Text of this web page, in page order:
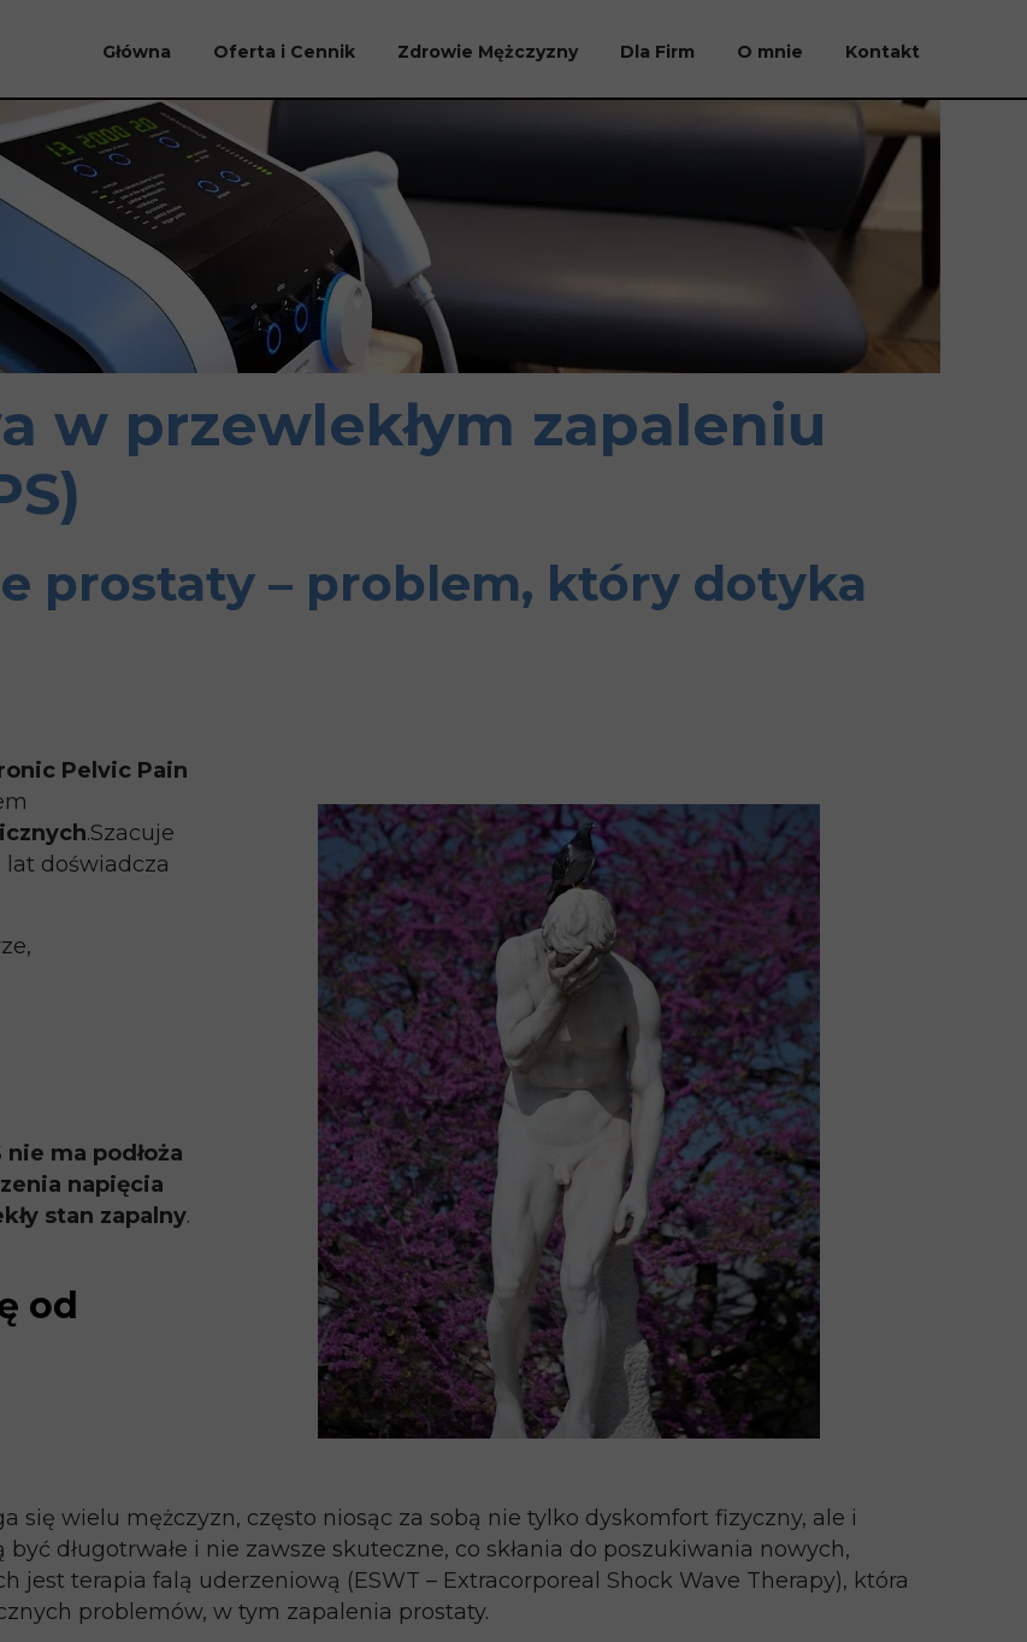
Główna Oferta i Cennik Zdrowie Mężczyzny Dla Firm O mnie Kontakt
od
Pelvic Pain
.Szacuje
lat doświadcza
nie ma podłoża
napięcia
stan zapalny.
się wielu mężczyzn, często niosąc za sobą nie tylko dyskomfort fizyczny, ale i
długotrwałe i nie zawsze skuteczne, co skłania do poszukiwania nowych,
jest terapia falą uderzeniową (ESWT – Extracorporeal Shock Wave Therapy), która
problemów, w tym zapalenia prostaty.
prostaty – problem, który dotyka
w przewlekłym zapaleniu